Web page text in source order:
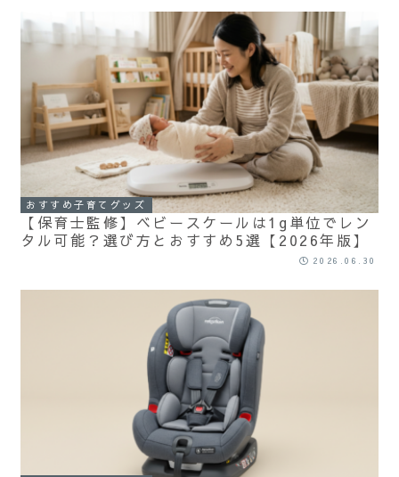
おすすめ子育てグッズ
【保育士監修】ベビースケールは1g単位でレン
タル可能？選び方とおすすめ5選【2026年版】
2026.06.30